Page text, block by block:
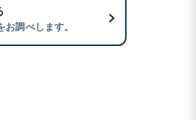
調べします。